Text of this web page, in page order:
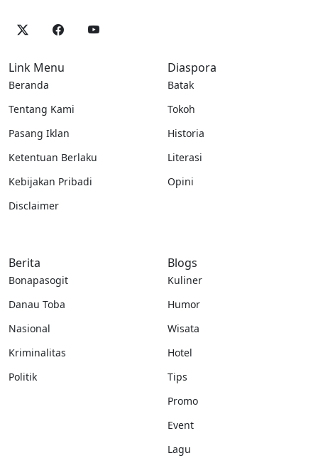
Link Menu
Beranda
Tentang Kami
Pasang Iklan
Ketentuan Berlaku
Kebijakan Pribadi
Disclaimer
Diaspora
Batak
Tokoh
Historia
Literasi
Opini
Berita
Bonapasogit
Danau Toba
Nasional
Kriminalitas
Politik
Blogs
Kuliner
Humor
Wisata
Hotel
Tips
Promo
Event
Lagu